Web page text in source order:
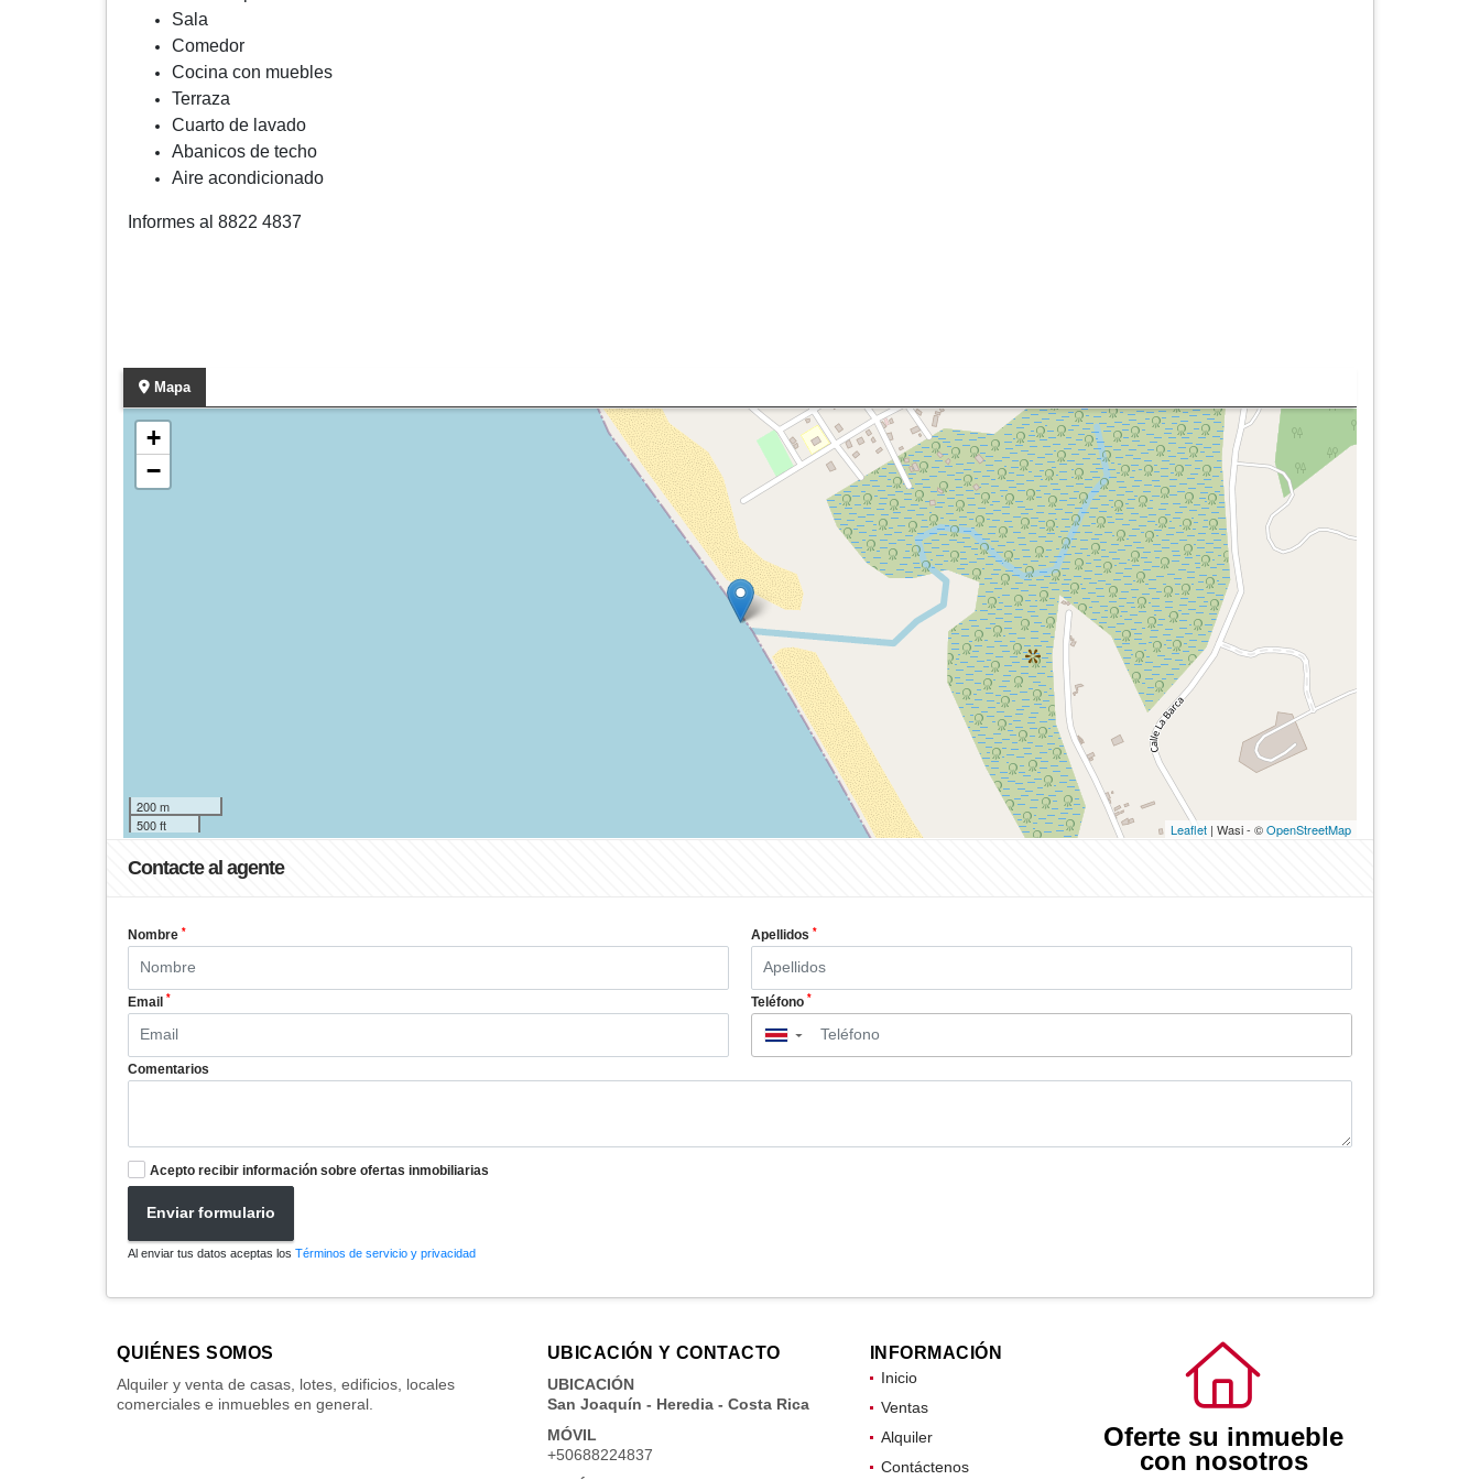
Sala
Comedor
Cocina con muebles
Terraza
Cuarto de lavado
Abanicos de techo
Aire acondicionado
Informes al 8822 4837
Mapa
+
−
200 m
500 ft
Leaflet | Wasi - ©OpenStreetMap
Contacte al agente
Nombre * Apellidos *
Email * Teléfono *
▼
Comentarios
Acepto recibir información sobre ofertas inmobiliarias
Enviar formulario
Al enviar tus datos aceptas los Términos de servicio y privacidad
QUIÉNES SOMOS
Alquiler y venta de casas, lotes, edificios, locales
comerciales e inmuebles en general.
UBICACIÓN Y CONTACTO
UBICACIÓN
San Joaquín - Heredia - Costa Rica
MÓVIL
+50688224837
INFORMACIÓN
Inicio
Ventas
Alquiler
Contáctenos
Oferte su inmueble
con nosotros